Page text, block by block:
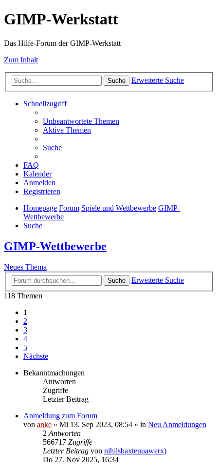
GIMP-Werkstatt
Das Hilfe-Forum der GIMP-Werkstatt
Zum Inhalt
Suche Erweiterte Suche
Schnellzugriff
Unbeantwortete Themen
Aktive Themen
Suche
FAQ
Kalender
Anmelden
Registrieren
Homepage Forum Spiele und Wettbewerbe GIMP-
Wettbewerbe
Suche
GIMP-Wettbewerbe
Neues Thema
Suche
Erweiterte Suche
118 Themen
1
2
3
4
5
Nächste
Bekanntmachungen
Antworten
Zugriffe
Letzter Beitrag
Anmeldung zum Forum
von anke » Mi 13. Sep 2023, 08:54 » in Neu Anmeldungen
2 Antworten
566717 Zugriffe
Letzter Beitrag von nihilsbaxtenuawerx)
Do 27. Nov 2025, 16:34